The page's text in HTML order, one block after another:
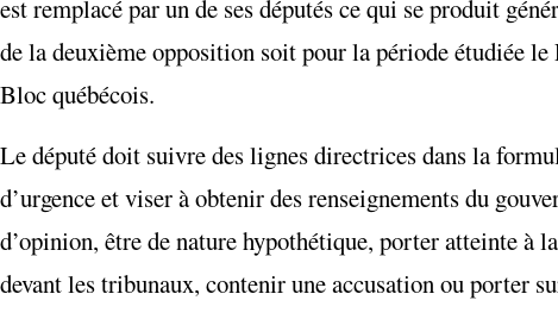
est remplacé par un de ses députés ce qui se produit
de la deuxième opposition soit pour la période étudiée
Bloc québécois.
Le député doit suivre des lignes directrices dans la
d’urgence et viser à obtenir des renseignements du
d’opinion, être de nature hypothétique, porter atteinte à
devant les tribunaux, contenir une accusation ou porter